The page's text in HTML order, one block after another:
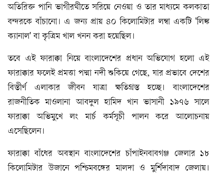
অতিরিক্ত পানি ভাগীরথীতে সরিয়ে নেওয়া ও তার মাধ্যমে কলকাতা
বন্দরকে বাঁচানো। এ জন্য প্রায় ৪০ কিলোমিটার লম্বা একটি 'লিঙ্ক
ক্যানাল' বা কৃত্রিম খাল খনন করা হয়েছিল।
তবে এই ফারাক্কা নিয়ে বাংলাদেশের প্রধান অভিযোগ হলো এই
ফারাক্কার ফলেই প্রমত্তা পদ্মা নদী শুকিয়ে গেছে, যার প্রভাবে দেশের
বিস্তীর্ণ এলাকার জীবন যাত্রা ক্ষতিগ্রস্ত হচ্ছে। বাংলাদেশের
রাজনীতিক মাওলানা আবদুল হামিদ খান ভাসানী ১৯৭৬ সালে
ফারাক্কা অভিমুখে লং মার্চ কর্মসূচী পালন করে আলোচনায়
এসেছিলেন।
ফারাক্কা বাঁধের অবস্থান বাংলাদেশের চাঁপাইনবাবগঞ্জ জেলার ১৮
কিলোমিটার উজানে পশ্চিমবঙ্গের মালদা ও মুর্শিদাবাদ জেলায়।